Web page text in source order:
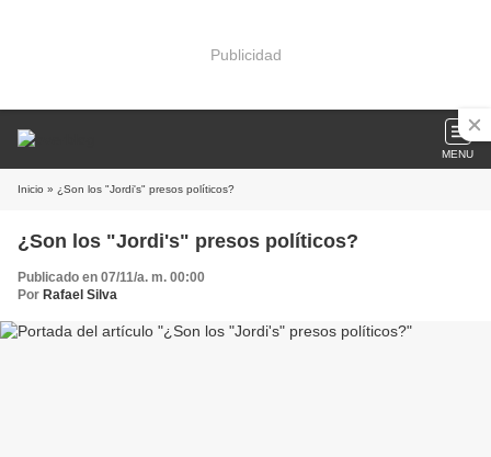
Publicidad
MENU
Inicio » ¿Son los "Jordi's" presos políticos?
¿Son los "Jordi's" presos políticos?
Publicado en 07/11/a. m. 00:00
Por Rafael Silva